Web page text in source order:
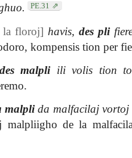
PE.31
la floroj] havis,des pli
kompensis tion per
des malpliili volis tion
malplida malfacilaj vortoj
malpliigho de la